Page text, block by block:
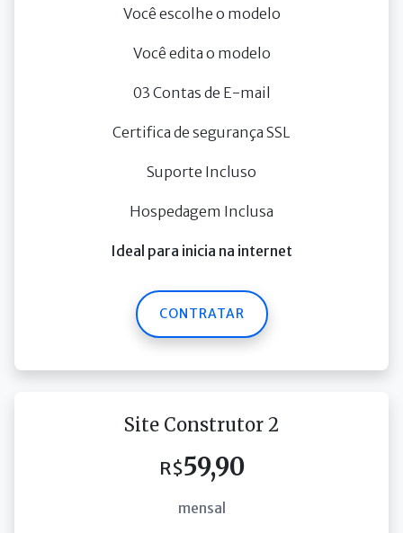
Você escolhe o modelo
Você edita o modelo
03 Contas de E-mail
Certifica de segurança SSL
Suporte Incluso
Hospedagem Inclusa
Ideal para inicia na internet
CONTRATAR
Site Construtor 2
R$59,90
mensal